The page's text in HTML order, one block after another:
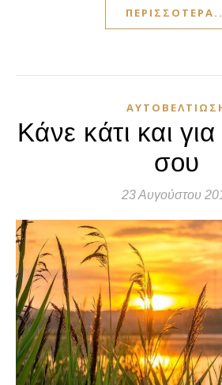
Κάνε κάτι και
σου
23 Αυγούστου